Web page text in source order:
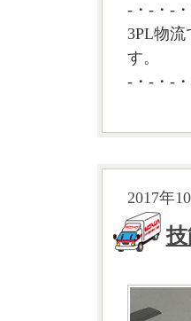
-・-・-
3PL物
す。
-・-・-
2017年